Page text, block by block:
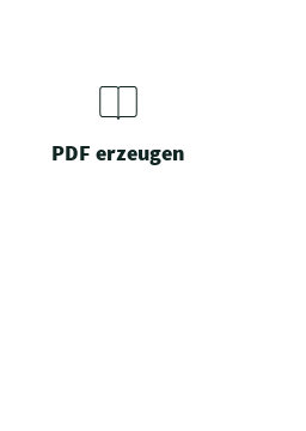
PDF erzeugen